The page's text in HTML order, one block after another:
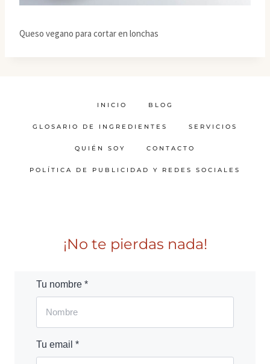
Queso vegano para cortar en lonchas
INICIO BLOG
GLOSARIO DE INGREDIENTES SERVICIOS
QUIÉN SOY CONTACTO
POLÍTICA DE PUBLICIDAD Y REDES SOCIALES
¡No te pierdas nada!
Tu nombre *
Tu email *